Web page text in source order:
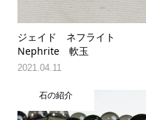
ジェイド ネフライト
Nephrite 軟玉
2021.04.11
石の紹介